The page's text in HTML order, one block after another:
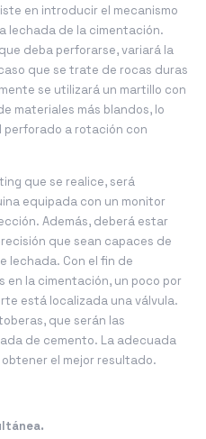
en introducir el mecanismo
lechada de la cimentación.
deba perforarse, variará la
que se trate de rocas duras
se utilizará un martillo con
materiales más blandos, lo
perforado a rotación con
que se realice, será
equipada con un monitor
Además, deberá estar
que sean capaces de
lechada. Con el fin de
en la cimentación, un poco por
está localizada una válvula.
que serán las
de cemento. La adecuada
el mejor resultado.